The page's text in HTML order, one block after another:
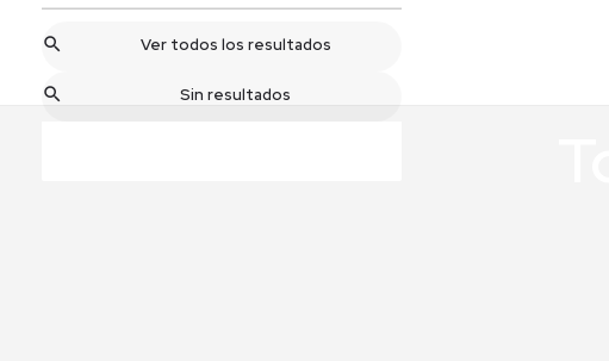
Ver todos los resultados
Sin resultados